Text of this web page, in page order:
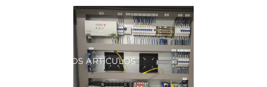
VOLVER A LOS ARTÍCULOS